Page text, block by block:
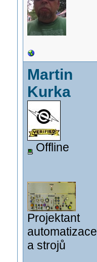
Martin
Kurka
Offline
Projektant
automatizace
a strojů